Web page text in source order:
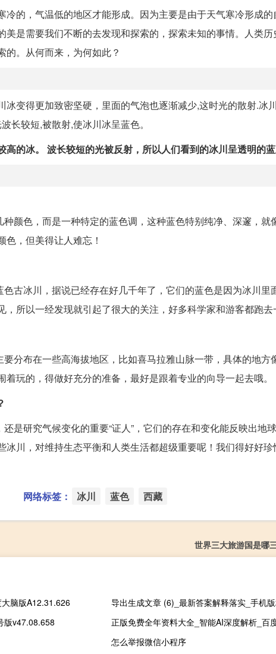
冷的，气温低的地区才能形成。因为主要是由于天气寒冷形成
是需要我们不断的去发现和探索的，探索未知的事情。人类
的。从何而来，为何如此？
变得更加致密坚硬，里面的气泡也逐渐减少,这时光的散射.冰
长较短,被散射,使冰川冰呈蓝色。
的冰。
波长较短的光被反射，所以人们看到的冰川呈透明的蓝
颜色，而是一种特定的蓝色调，这种蓝色特别纯净、深邃，就
，但美得让人难忘！
古冰川，据说已经存在好几千年了，它们的蓝色是因为冰川里
所以一经发现就引起了很大的关注，好多科学家和游客都跑去
分布在一些高海拔地区，比如喜马拉雅山脉一带，具体的地方
玩的，得做好充分的准备，最好是跟着专业的向导一起去哦。
是研究气候变化的重要“证人”，它们的存在和变化能反映出地
冰川，对维持生态平衡和人类生活都超级重要呢！我们得好好
网络标签： 冰川 蓝色 西藏
世界三大旅游国是哪
脑版A12.31.626
导出生成文章 (6)_最新答案解释落实_手机
版v47.08.658
正版免费全年资料大全_智能AI深度解析_百
怎么举报微信小程序